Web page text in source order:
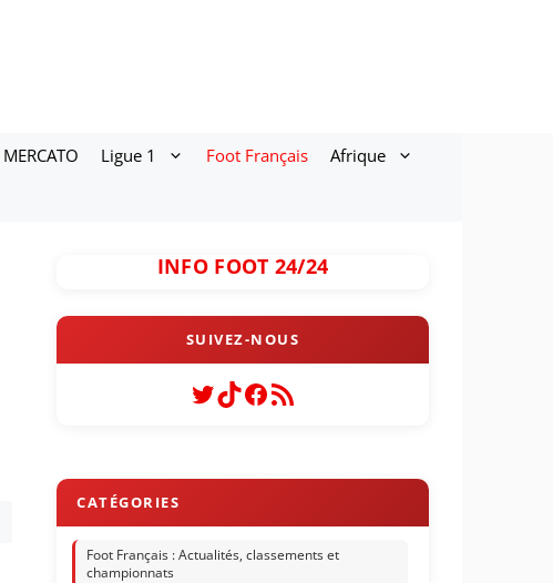
MERCATO Ligue 1 Foot Français Afrique
INFO FOOT 24/24
Twitter
TikTok
Facebook
Flux RSS
Foot Français : Actualités, classements et
championnats